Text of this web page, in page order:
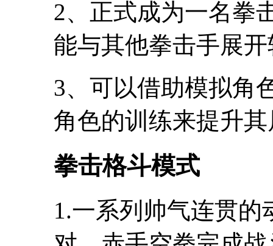
2、正式成为一名拳
能与其他拳击手展
3、可以借助模拟角
角色的训练来提升
拳击格斗模式
1.一系列帅气连贯